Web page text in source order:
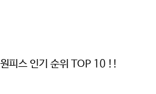
피스 인기 순위 TOP 10 !!